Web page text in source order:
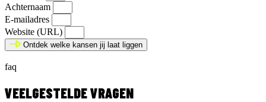
Achternaam
E-mailadres
Website (URL)
Ontdek welke kansen jij laat liggen
faq
VEELGESTELDE VRAGEN